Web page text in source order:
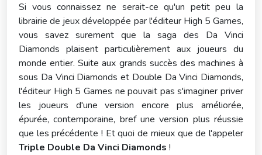
Si vous connaissez ne serait-ce qu'un petit peu la
librairie de jeux développée par l'éditeur High 5 Games,
vous savez surement que la saga des Da Vinci
Diamonds plaisent particulièrement aux joueurs du
monde entier. Suite aux grands succès des machines à
sous Da Vinci Diamonds et Double Da Vinci Diamonds,
l'éditeur High 5 Games ne pouvait pas s'imaginer priver
les joueurs d'une version encore plus améliorée,
épurée, contemporaine, bref une version plus réussie
que les précédente ! Et quoi de mieux que de l'appeler
Triple Double Da Vinci Diamonds !